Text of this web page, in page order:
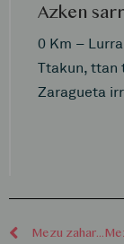
Azken
0 Km –
Ttakun,
Zaragueta
Mezu zaharragoak